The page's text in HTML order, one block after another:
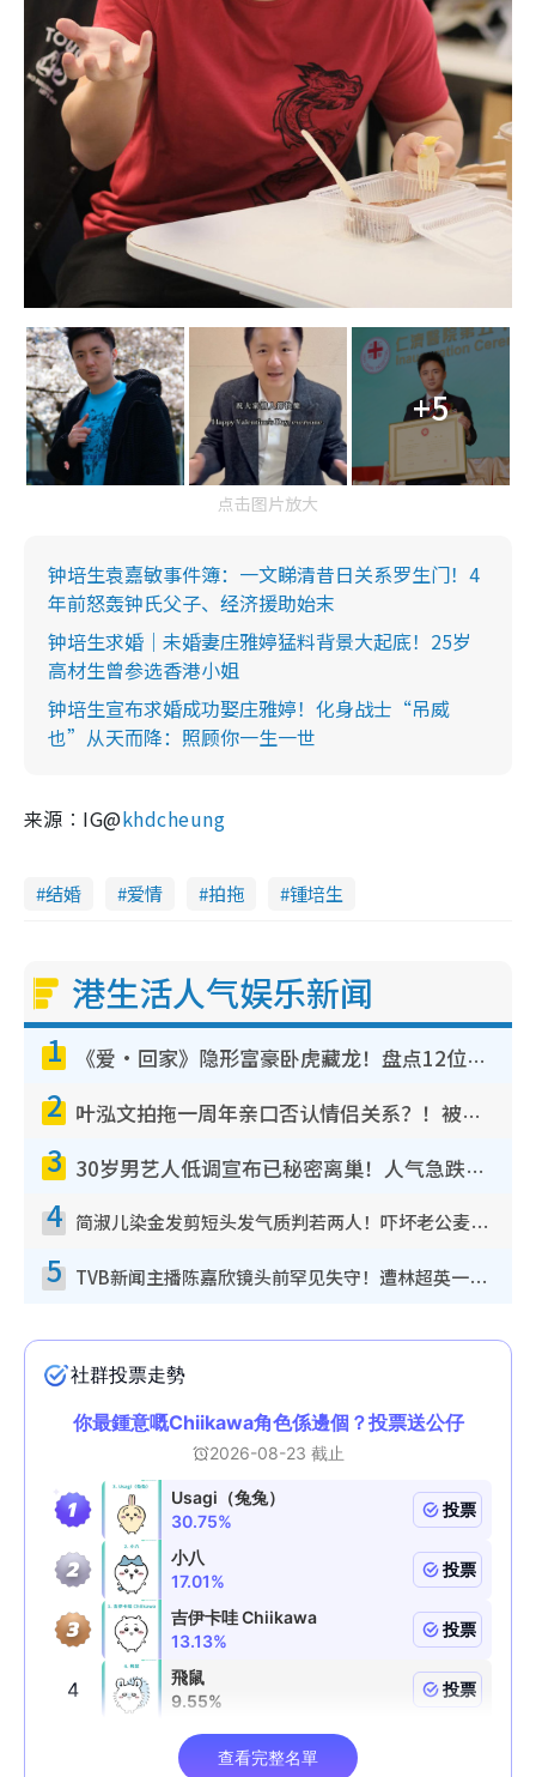
+5
点击图片放大
钟培生袁嘉敏事件簿：一文睇清昔日关系罗生门！4
年前怒轰钟氏父子、经济援助始末
钟培生求婚｜未婚妻庄雅婷猛料背景大起底！25岁
高材生曾参选香港小姐
钟培生宣布求婚成功娶庄雅婷！化身战士“吊威
也”从天而降：照顾你一生一世
来源︰IG@khdcheung
结婚 爱情 拍拖 锺培生
港生活人气娱乐新闻
1 《爱·回家》隐形富豪卧虎藏龙！盘点12位财气逼人的有钱艺人：这位美女3亿身家不愁做
2 叶泓文拍拖一周年亲口否认情侣关系？！被质疑感情造假竟称GM“普通同事”
3 30岁男艺人低调宣布已秘密离巢！人气急跌变失踪人口：“这几年过得并不容易”
4 简淑儿染金发剪短头发气质判若两人！吓坏老公麦大力都认不出：“你做什么？”
5 TVB新闻主播陈嘉欣镜头前罕见失守！遭林超英一句话突袭吓坏当场大笑